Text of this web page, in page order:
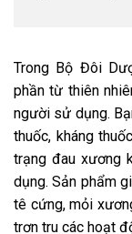
Trong Bộ Đôi
phần từ thiên
người sử dụng.
thuốc, kháng
trạng đau xương
dụng. Sản phẩm
tê cứng, mỏi
trơn tru các hoạt